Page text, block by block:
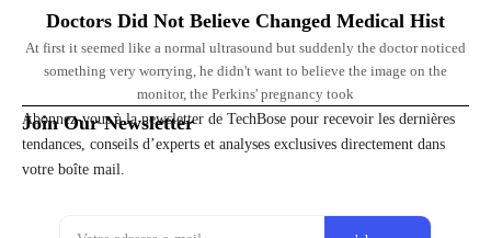
Doctors Did Not Believe Changed Medical Hist
At first it seemed like a normal ultrasound but suddenly the doctor noticed
something very worrying, he didn't want to believe the image on the
monitor, the Perkins' pregnancy took
Join Our Newsletter
Abonnez-vous à la newsletter de TechBose pour recevoir les dernières
tendances, conseils d’experts et analyses exclusives directement dans
votre boîte mail.